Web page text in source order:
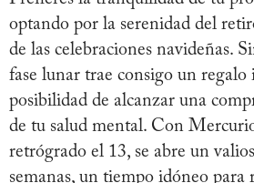
optando por la serenidad del
de las celebraciones navideñas.
fase lunar trae consigo un regalo
posibilidad de alcanzar una
de tu salud mental. Con
retrógrado el 13, se abre un
semanas, un tiempo idóneo para